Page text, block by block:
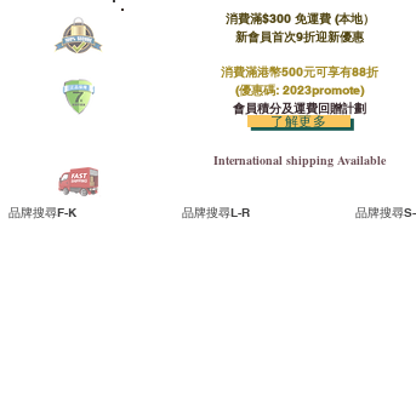
消費滿$300 免運費 (本地）​
新會員首次9折迎新優惠
消費滿港幣500元可享有88折
(優惠碼: 2023promote)
會員積分及運費回贈計劃
International shipping Available
了解更多
品牌搜尋F-K 品牌搜尋L-R 品牌搜尋